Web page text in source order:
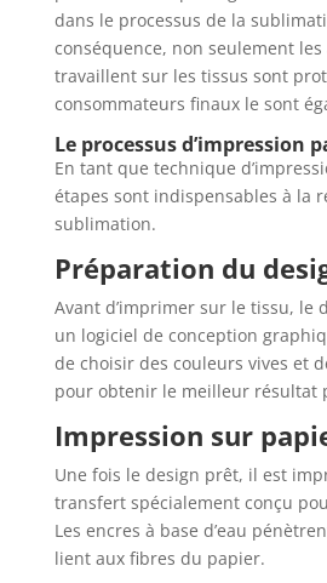
dans le processus de la
conséquence, non seulement
travaillent sur les tissus sont
consommateurs finaux le sont
Le processus d’impression
En tant que technique
étapes sont indispensables à la
sublimation.
Préparation du
Avant d’imprimer sur le tissu, le
un logiciel de conception
de choisir des couleurs vives et
pour obtenir le meilleur résultat
Impression sur
Une fois le design prêt, il est
transfert spécialement conçu
Les encres à base d’eau
lient aux fibres du papier.